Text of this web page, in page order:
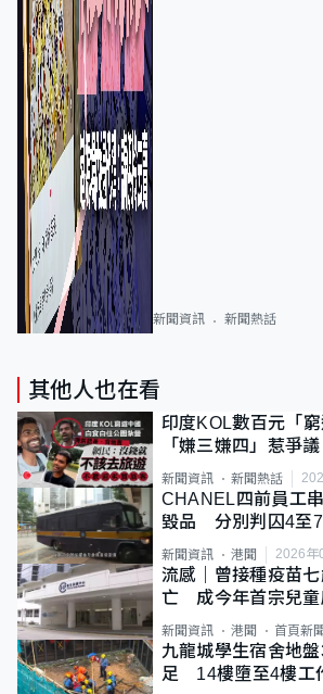
新聞資訊 新聞熱話
其他人也在看
印度KOL數百元「
「嫌三嫌四」惹爭
質旅客
新聞資訊 新聞熱話
CHANEL四前員工
毀品 分別判囚4至
新聞資訊 港聞 2026年
流感｜曾接種疫苗
亡 成今年首宗兒童
新聞資訊 港聞 首頁新聞
九龍城學生宿舍地
足 14樓墮至4樓工